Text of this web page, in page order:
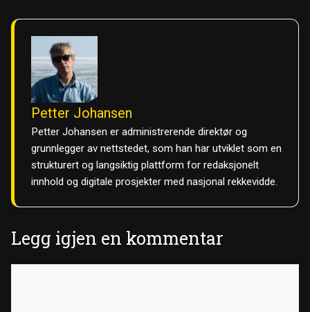
Petter Johansen
Petter Johansen er administrerende direktør og
grunnlegger av nettstedet, som han har utviklet som en
strukturert og langsiktig plattform for redaksjonelt
innhold og digitale prosjekter med nasjonal rekkevidde.
Legg igjen en kommentar